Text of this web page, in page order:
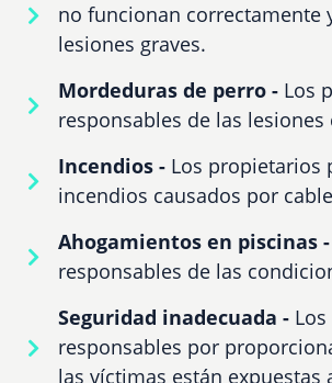
no funcionan correctamente
lesiones graves.
Mordeduras de perro -Los
responsables de las
Incendios -Los propietarios
incendios causados por
Ahogamientos en piscinas -
responsables de las
Seguridad inadecuada -Los
responsables por
las víctimas están expuestas